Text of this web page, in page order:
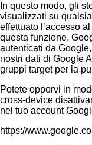
In questo modo, gli
visualizzati su
effettuato l’accesso
questa funzione,
autenticati da
nostri dati di Google
gruppi target per la
Potete opporvi in
cross-device
nel tuo account
https://